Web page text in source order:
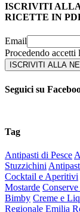
ISCRIVITI
RICETTE IN
Email
Procedendo accetti
Seguici su
Tag
Antipasti di Pesce
Stuzzichini
Cocktail e Aperitivi
Mostarde
Bimby Creme e
Regionale Emilia